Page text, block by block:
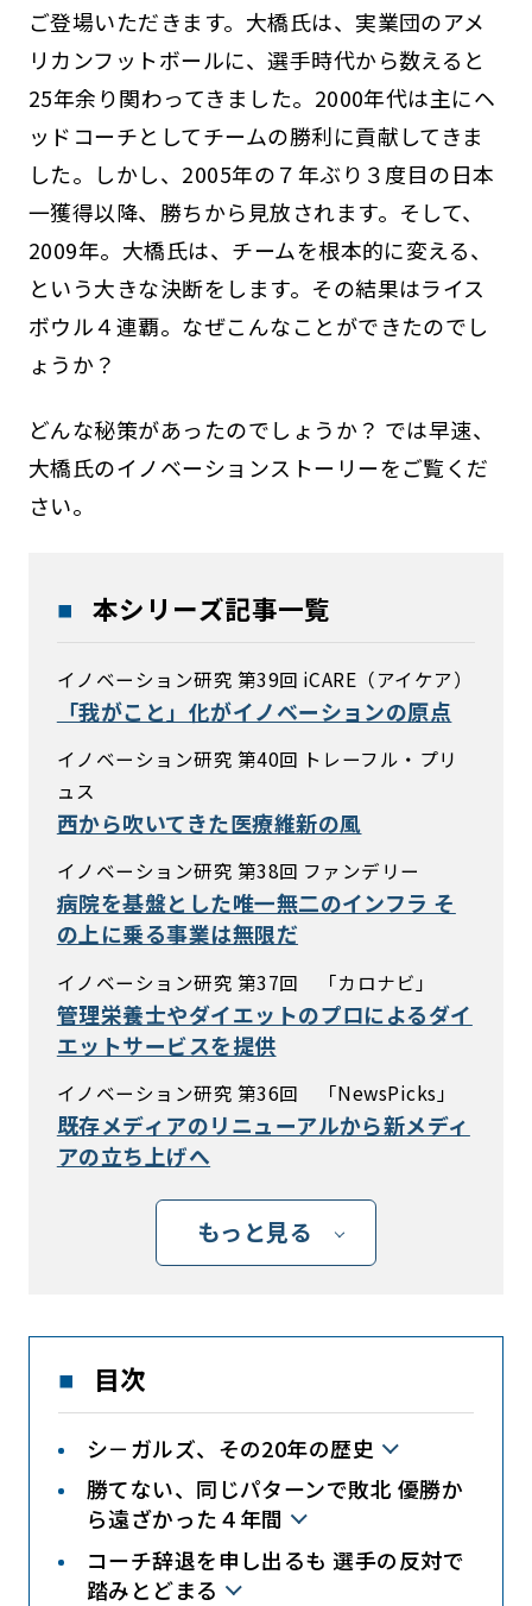
ご登場いただきます。大橋氏は、実業団のアメ
リカンフットボールに、選手時代から数えると
25年余り関わってきました。2000年代は主にヘ
ッドコーチとしてチームの勝利に貢献してきま
した。しかし、2005年の７年ぶり３度目の日本
一獲得以降、勝ちから見放されます。そして、
2009年。大橋氏は、チームを根本的に変える、
という大きな決断をします。その結果はライス
ボウル４連覇。なぜこんなことができたのでし
ょうか？
どんな秘策があったのでしょうか？ では早速、
大橋氏のイノベーションストーリーをご覧くだ
さい。
本シリーズ記事一覧
イノベーション研究 第39回 iCARE（アイケア）
「我がこと」化がイノベーションの原点
イノベーション研究 第40回 トレーフル・プリ
ュス
西から吹いてきた医療維新の風
イノベーション研究 第38回 ファンデリー
病院を基盤とした唯一無二のインフラ そ
の上に乗る事業は無限だ
イノベーション研究 第37回 「カロナビ」
管理栄養士やダイエットのプロによるダイ
エットサービスを提供
イノベーション研究 第36回 「NewsPicks」
既存メディアのリニューアルから新メディ
アの立ち上げへ
もっと見る
目次
シ－ガルズ、その20年の歴史
勝てない、同じパターンで敗北 優勝か
ら遠ざかった４年間
コーチ辞退を申し出るも 選手の反対で
踏みとどまる